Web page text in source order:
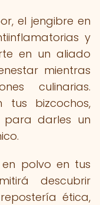
el jengibre en
y
en un aliado
mientras
culinarias.
tus bizcochos,
para darles un
polvo en tus
descubrir
ética,